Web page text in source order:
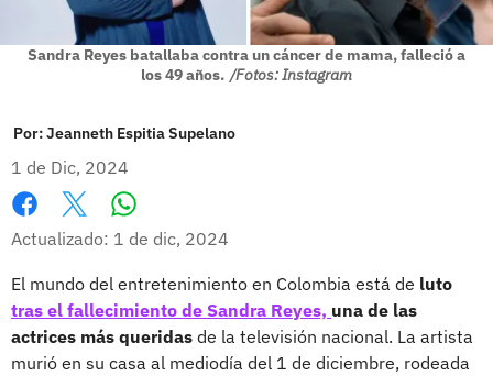
Sandra Reyes batallaba contra un cáncer de mama, falleció a
los 49 años. /Fotos: Instagram
Por:Jeanneth Espitia Supelano
1 de Dic, 2024
Facebook
X
Actualizado: 1 de dic, 2024
El mundo del entretenimiento en Colombia está de luto
tras el fallecimiento de Sandra Reyes, una de las
actrices más queridas de la televisión nacional. La artista
murió en su casa al mediodía del 1 de diciembre, rodeada